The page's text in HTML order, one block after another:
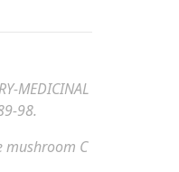
MEDICINAL
98.
mushroom C